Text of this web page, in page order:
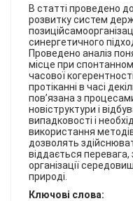
КОНТАКТИ
В статті проведено
розвитку систем
синергетичного
Проведено аналіз
місце при
часової
протіканні в часі
пов’язана з
новіструктури і
випадковості і
використання
дозволять
віддається
організації
природі.
Ключові слова: